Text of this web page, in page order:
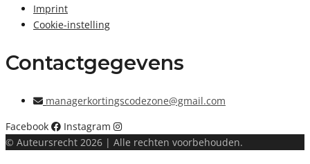
Imprint
Cookie-instelling
Contactgegevens
managerkortingscodezone@gmail.com
Facebook
Instagram
© Auteursrecht 2026 | Alle rechten voorbehouden.